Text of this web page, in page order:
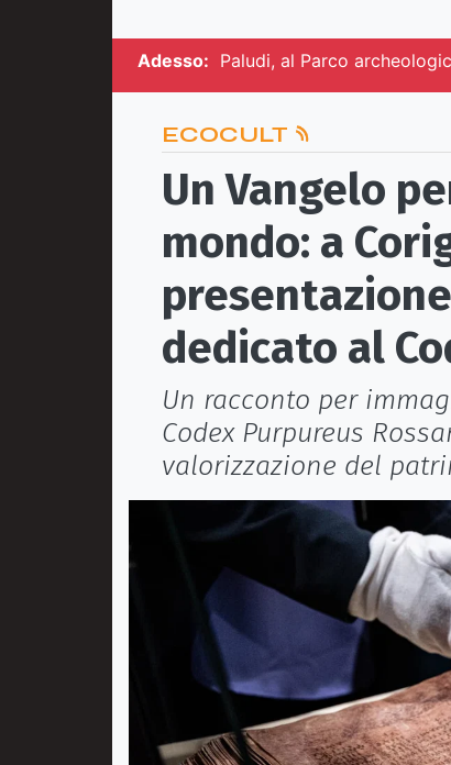
Adesso: Paludi, al Parco
ECOCULT
Un Vangelo
mondo: a
dedicato al
Un racconto per
Codex Purpureus
valorizzazione del